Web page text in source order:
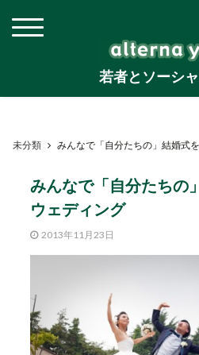
若者とソーシ
未分類 みんなで「自分たちの」結婚式
みんなで「自分たち
ウェディング
2013年11月23日